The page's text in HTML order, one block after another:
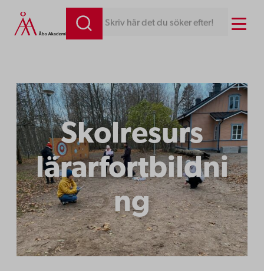
Hoppa
till
Skriv här det du söker efter! Menu
Skolresurs
lärarfortbildni
ng